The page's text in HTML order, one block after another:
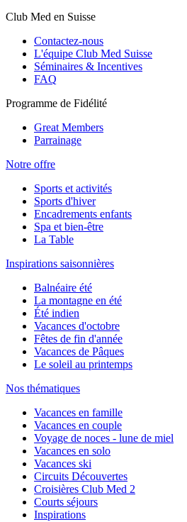
Club Med en Suisse
Contactez-nous
L'équipe Club Med Suisse
Séminaires & Incentives
FAQ
Programme de Fidélité
Great Members
Parrainage
Notre offre
Sports et activités
Sports d'hiver
Encadrements enfants
Spa et bien-être
La Table
Inspirations saisonnières
Balnéaire été
La montagne en été
Été indien
Vacances d'octobre
Fêtes de fin d'année
Vacances de Pâques
Le soleil au printemps
Nos thématiques
Vacances en famille
Vacances en couple
Voyage de noces - lune de miel
Vacances en solo
Vacances ski
Circuits Découvertes
Croisières Club Med 2
Courts séjours
Inspirations